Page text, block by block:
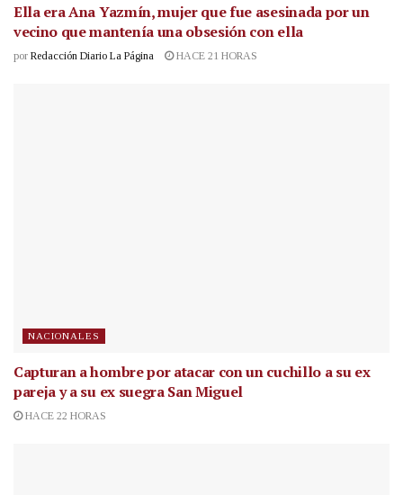
Ella era Ana Yazmín, mujer que fue asesinada por un
vecino que mantenía una obsesión con ella
por Redacción Diario La Página HACE 21 HORAS
NACIONALES
Capturan a hombre por atacar con un cuchillo a su ex
pareja y a su ex suegra San Miguel
HACE 22 HORAS